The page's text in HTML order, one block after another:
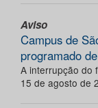
Aviso
Campus de
programado
A interrupção do
15 de agosto de